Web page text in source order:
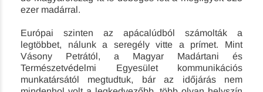
ezer madárral.
Európai szinten az apáca­lúdból számolták a
legtöbbet, nálunk a seregély vitte a prímet. Mint
Vásony Petrától, a Magyar Madártani és
Természetvédelmi Egyesület kommunikációs
munkatársától megtudtuk, bár az időjárás nem